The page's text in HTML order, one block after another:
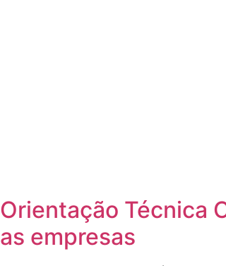
Orientação Técnica
as empresas